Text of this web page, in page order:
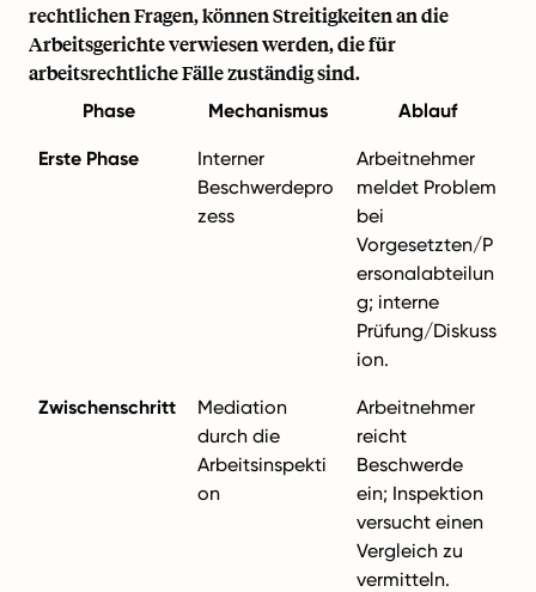
rechtlichen Fragen, können Streitigkeiten an die
Arbeitsgerichte verwiesen werden, die für
arbeitsrechtliche Fälle zuständig sind.
Phase Mechanismus Ablauf
Erste Phase
Interner
Beschwerdepro
zess
Arbeitnehmer
meldet Problem
bei
Vorgesetzten/P
ersonalabteilun
g; interne
Prüfung/Diskuss
ion.
Zwischenschritt
Mediation
durch die
Arbeitsinspekti
on
Arbeitnehmer
reicht
Beschwerde
ein; Inspektion
versucht einen
Vergleich zu
vermitteln.